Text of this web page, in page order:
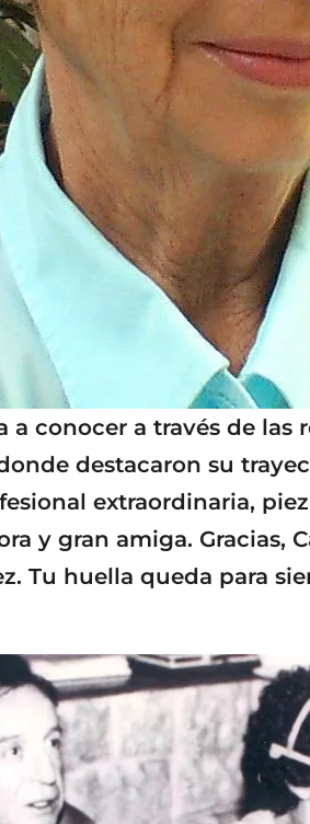
a conocer a través de las
destacaron su
extraordinaria,
y gran amiga. Gracias,
Tu huella queda para